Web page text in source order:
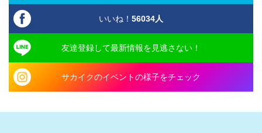
いいね！ 56034人
友達登録して最新情報を見逃さない！
サカイクのイベントの様子をチェック